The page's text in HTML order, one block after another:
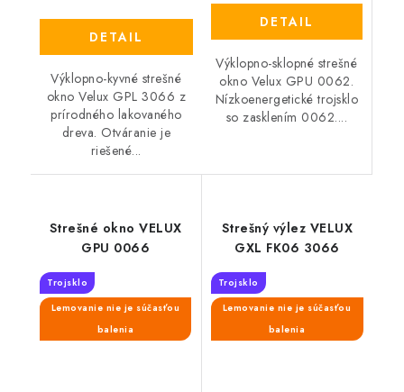
DETAIL
Výklopno-kyvné strešné
okno Velux GPL 3066 z
prírodného lakovaného
dreva. Otváranie je
riešené...
DETAIL
Výklopno-sklopné strešné
okno Velux GPU 0062.
Nízkoenergetické trojsklo
so zasklením 0062....
Strešné okno VELUX
GPU 0066
Trojsklo
Lemovanie nie je súčasťou
balenia
Strešný výlez VELUX
GXL FK06 3066
Trojsklo
Lemovanie nie je súčasťou
balenia